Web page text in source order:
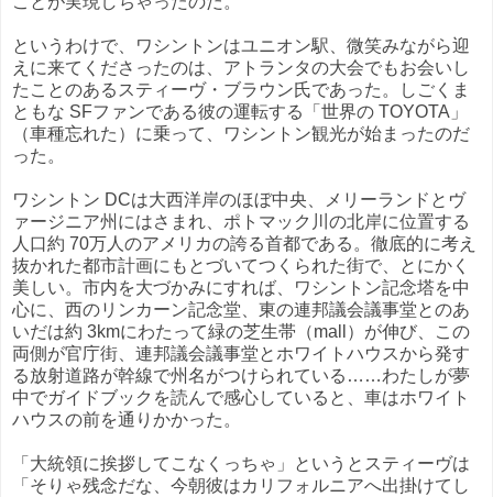
というわけで、ワシントンはユニオン駅、微笑みながら迎
えに来てくださったのは、アトランタの大会でもお会いし
たことのあるスティーヴ・ブラウン氏であった。しごくま
ともな SFファンである彼の運転する「世界の TOYOTA」
（車種忘れた）に乗って、ワシントン観光が始まったのだ
った。
ワシントン DCは大西洋岸のほぼ中央、メリーランドとヴ
ァージニア州にはさまれ、ポトマック川の北岸に位置する
人口約 70万人のアメリカの誇る首都である。徹底的に考え
抜かれた都市計画にもとづいてつくられた街で、とにかく
美しい。市内を大づかみにすれば、ワシントン記念塔を中
心に、西のリンカーン記念堂、東の連邦議会議事堂とのあ
いだは約 3kmにわたって緑の芝生帯（mall）が伸び、この
両側が官庁街、連邦議会議事堂とホワイトハウスから発す
る放射道路が幹線で州名がつけられている……わたしが夢
中でガイドブックを読んで感心していると、車はホワイト
ハウスの前を通りかかった。
「大統領に挨拶してこなくっちゃ」というとスティーヴは
「そりゃ残念だな、今朝彼はカリフォルニアへ出掛けてし